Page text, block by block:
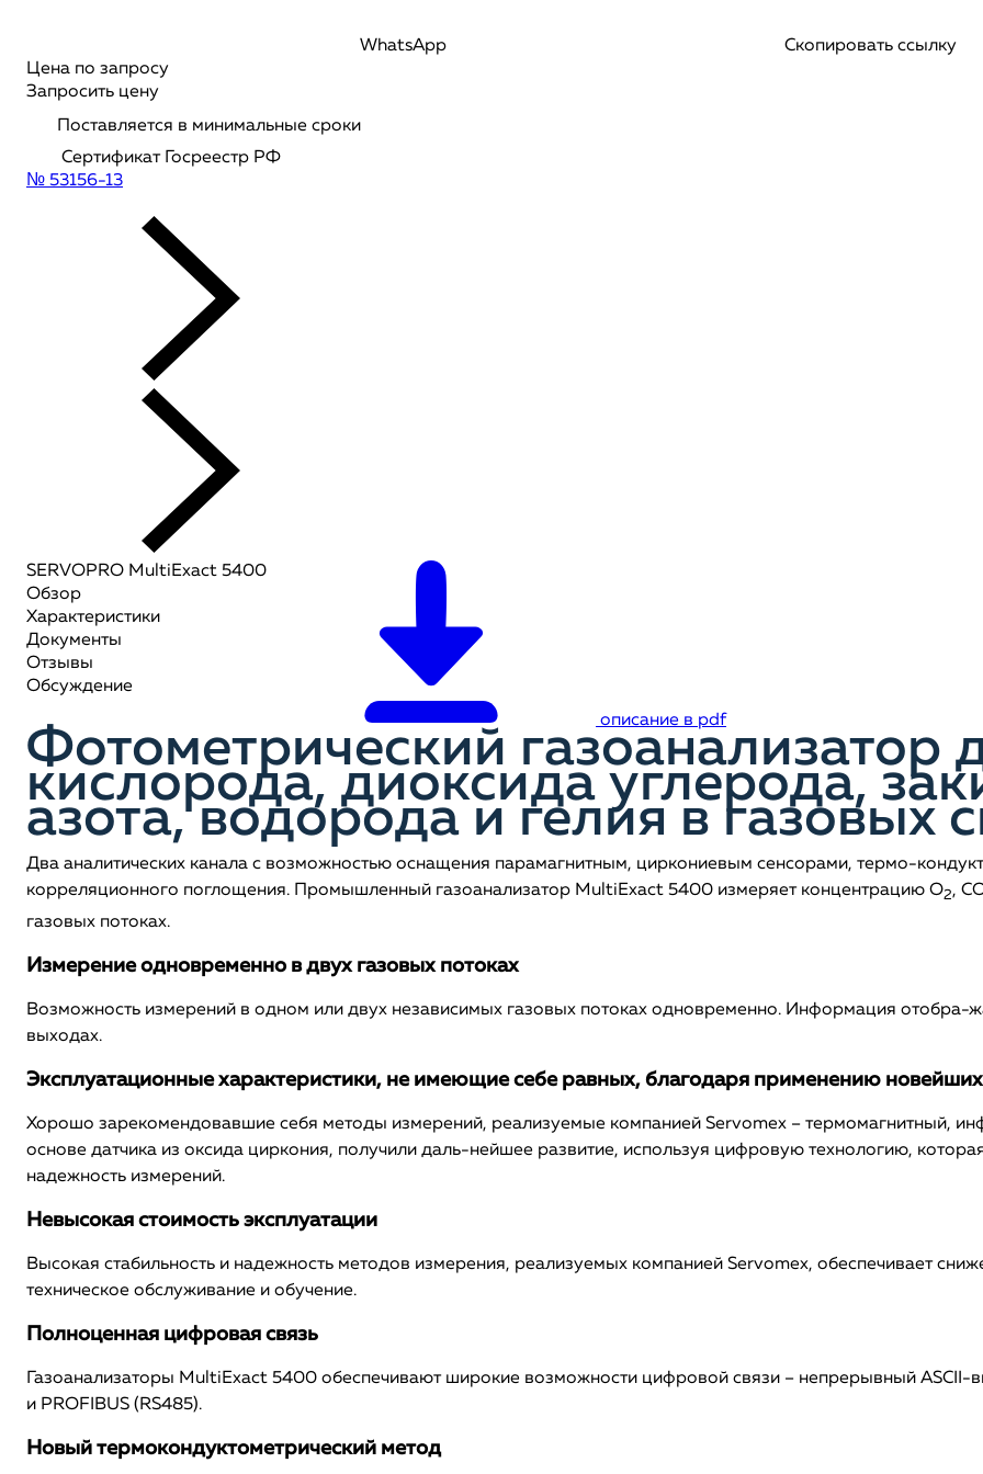
WhatsApp
Скопировать ссылку
Цена по запросу
Запросить цену
Поставляется в минимальные сроки
Сертификат Госреестр РФ
№ 53156-13
SERVOPRO MultiExact 5400
Обзор
Характеристики
Документы
Отзывы
Обсуждение
описание в pdf
Фотометрический газоанализатор
кислорода, диоксида углерода,
азота, водорода и гелия в газовых
Два аналитических канала с возможностью оснащения парамагнитным, циркониевым сенсорами, термо-
корреляционного поглощения. Промышленный газоанализатор MultiExact 5400 измеряет концентрацию O2,
газовых потоках.
Измерение одновременно в двух газовых потоках
Возможность измерений в одном или двух независимых газовых потоках одновременно. Информация отобра-
выходах.
Эксплуатационные характеристики, не имеющие себе равных, благодаря применению
Хорошо зарекомендовавшие себя методы измерений, реализуемые компанией Servomex – термомагнитный,
основе датчика из оксида циркония, получили даль-нейшее развитие, используя цифровую технологию,
надежность измерений.
Невысокая стоимость эксплуатации
Высокая стабильность и надежность методов измерения, реализуемых компанией Servomex, обеспечивает
техническое обслуживание и обучение.
Полноценная цифровая связь
Газоанализаторы MultiExact 5400 обеспечивают широкие возможности цифровой связи – непрерывный ASCII-
и PROFIBUS (RS485).
Новый термокондуктометрический метод